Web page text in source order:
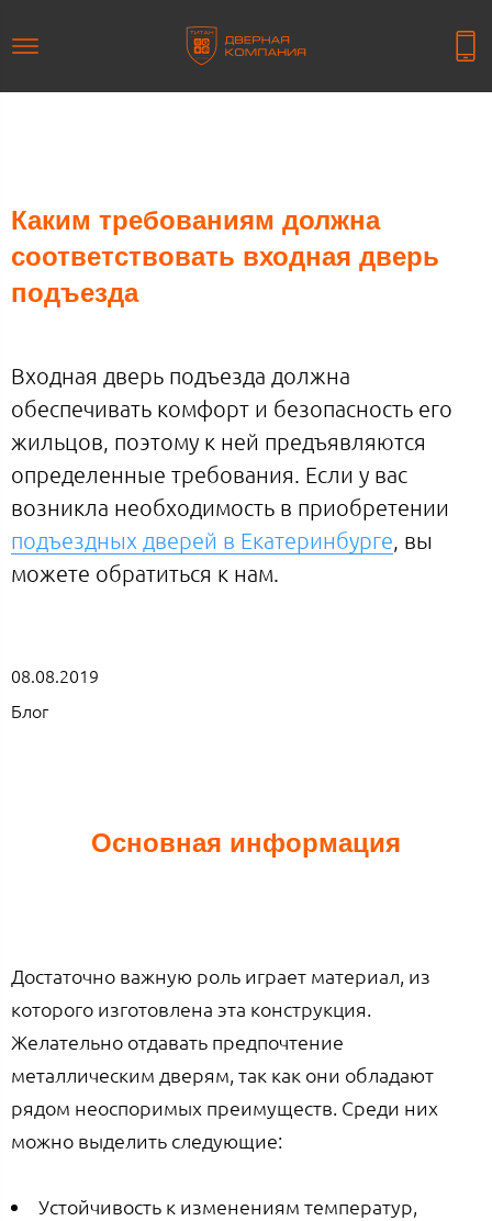
Каким требованиям должна
соответствовать входная дверь
подъезда
Входная дверь подъезда должна
обеспечивать комфорт и безопасность его
жильцов, поэтому к ней предъявляются
определенные требования. Если у вас
возникла необходимость в приобретении
подъездных дверей в Екатеринбурге, вы
можете обратиться к нам.
08.08.2019
Блог
Основная информация
Достаточно важную роль играет материал, из
которого изготовлена эта конструкция.
Желательно отдавать предпочтение
металлическим дверям, так как они обладают
рядом неоспоримых преимуществ. Среди них
можно выделить следующие:
Устойчивость к изменениям температур,